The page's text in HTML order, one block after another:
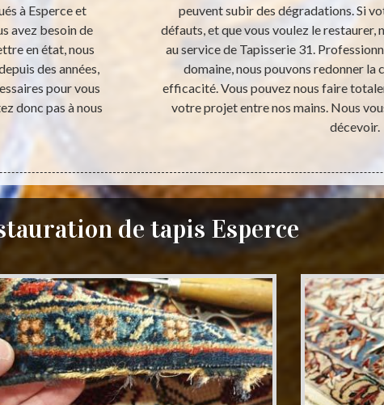
à Esperce et
avez besoin de
en état, nous
des années,
pour vous
donc pas à nous
peuvent subir des dégradations. Si
défauts, et que vous voulez le restaurer,
au service de Tapisserie 31.
domaine, nous pouvons redonner la
efficacité. Vous pouvez nous faire
votre projet entre nos mains. Nous
décevoir.
de tapis Esperce